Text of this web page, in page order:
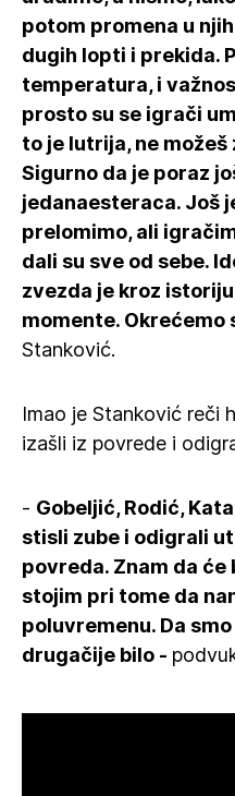
potom promena u
dugih lopti i prekida.
temperatura, i
prosto su se igrači
to je lutrija, ne
Sigurno da je poraz
jedanaesteraca. Još
prelomimo, ali
dali su sve od sebe.
zvezda je kroz
momente. Okrećemo
Stanković.
Imao je Stanković reči
izašli iz povrede i
- Gobeljić, Rodić,
stisli zube i odigrali
povreda. Znam da
stojim pri tome da
poluvremenu. Da
drugačije bilo -